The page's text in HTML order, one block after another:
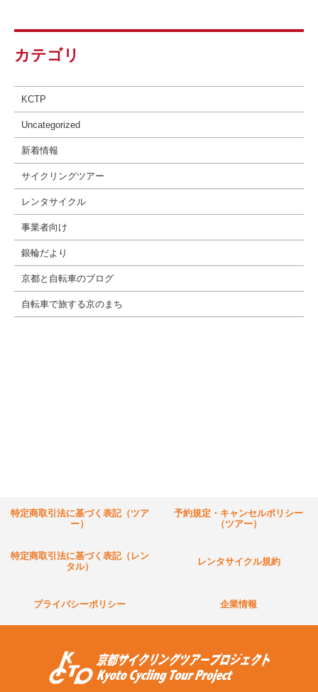
カテゴリ
KCTP
Uncategorized
新着情報
サイクリングツアー
レンタサイクル
事業者向け
銀輪だより
京都と自転車のブログ
自転車で旅する京のまち
特定商取引法に基づく表記（ツア
ー）
予約規定・キャンセルポリシー
（ツアー）
特定商取引法に基づく表記（レン
タル）
レンタサイクル規約
プライバシーポリシー 企業情報